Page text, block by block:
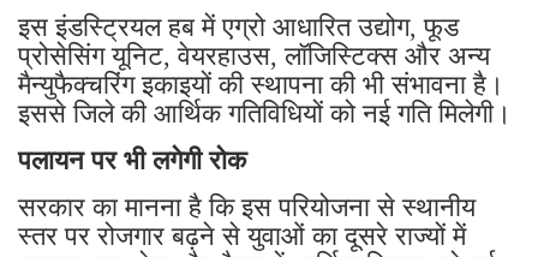
इस इंडस्ट्रियल हब में एग्रो आधारित उद्योग, फूड
प्रोसेसिंग यूनिट, वेयरहाउस, लॉजिस्टिक्स और अन्य
मैन्युफैक्चरिंग इकाइयों की स्थापना की भी संभावना है।
इससे जिले की आर्थिक गतिविधियों को नई गति मिलेगी।
पलायन पर भी लगेगी रोक
सरकार का मानना है कि इस परियोजना से स्थानीय
स्तर पर रोजगार बढ़ने से युवाओं का दूसरे राज्यों में